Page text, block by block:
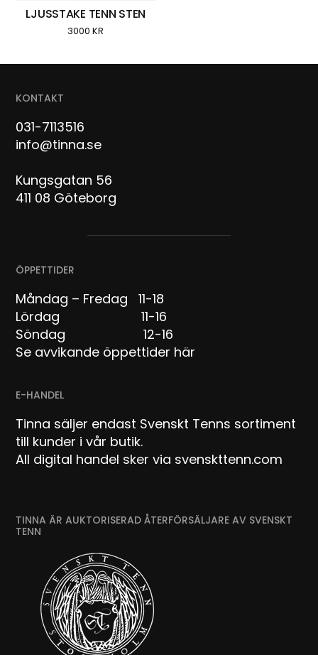
LJUSSTAKE TENN STEN
3000KR
KONTAKT
031-7113516
info@tinna.se
Kungsgatan 56
411 08 Göteborg
ÖPPETTIDER
Måndag – Fredag 11-18
Lördag 11-16
Söndag 12-16
Se avvikande öppettider här
E-HANDEL
Tinna säljer endast Svenskt Tenns sortiment
till kunder i vår butik.
All digital handel sker via svenskttenn.com
TINNA ÄR AUKTORISERAD ÅTERFÖRSÄLJARE AV SVENSKT
TENN